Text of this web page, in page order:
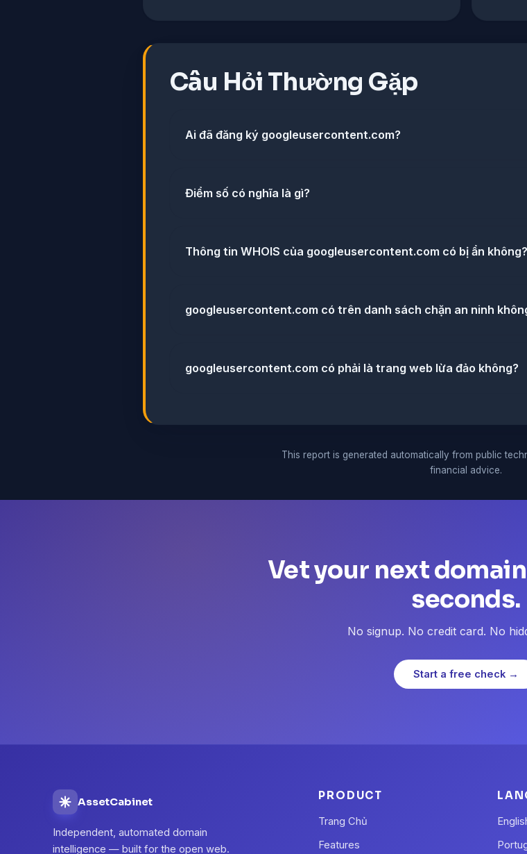
Câu Hỏi Thường Gặp
Ai đã đăng ký googleusercontent.com?
Điểm số có nghĩa là gì?
Thông tin WHOIS của googleusercontent.com có bị ẩn không?
googleusercontent.com có trên danh sách chặn an ninh
googleusercontent.com có phải là trang web lừa đảo không?
This report is generated automatically from public
financial advice.
Vet your next
seconds.
No signup. No credit card. No
Start a free check →
AssetCabinet
Independent, automated domain
intelligence — built for the open web.
PRODUCT
Trang Chủ
Features